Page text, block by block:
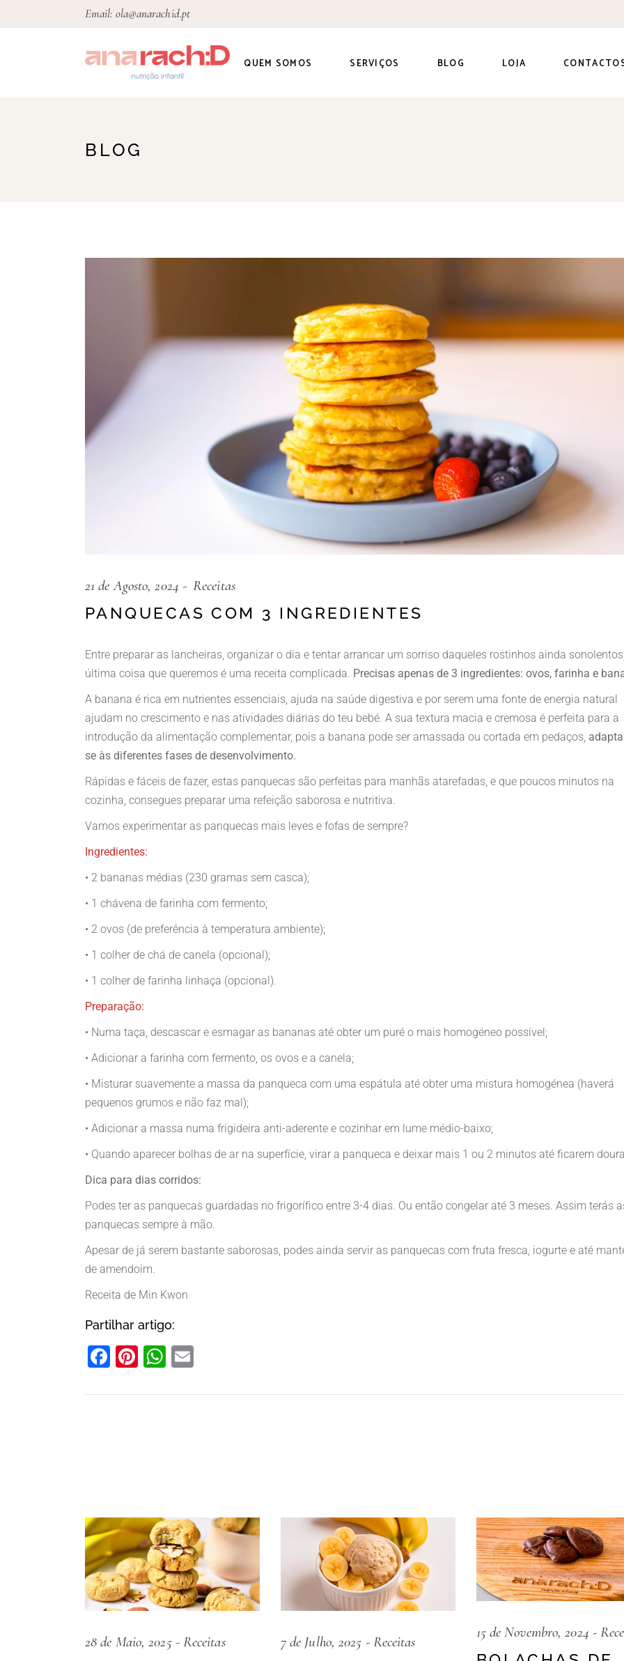
Email: ola@anarachid.pt
QUEM SOMOS SERVIÇOS BLOG
Receitas
LOJA
BLOG
21 de Agosto, 2024 Receitas
PANQUECAS COM 3 INGREDIENTES
Entre preparar as lancheiras, organizar o dia e tentar arrancar um sorriso daqueles rostinhos ainda
última coisa que queremos é uma receita complicada. Precisas apenas de 3 ingredientes: ovos, farinha e
A banana é rica em nutrientes essenciais, ajuda na saúde digestiva e por serem uma fonte de energia natural
ajudam no crescimento e nas atividades diárias do teu bebé. A sua textura macia e cremosa é perfeita para a
introdução da alimentação complementar, pois a banana pode ser amassada ou cortada em pedaços,
se às diferentes fases de desenvolvimento.
Rápidas e fáceis de fazer, estas panquecas são perfeitas para manhãs atarefadas, e que poucos minutos na
cozinha, consegues preparar uma refeição saborosa e nutritiva.
Vamos experimentar as panquecas mais leves e fofas de sempre?
Ingredientes:
• 2 bananas médias (230 gramas sem casca);
• 1 chávena de farinha com fermento;
• 2 ovos (de preferência à temperatura ambiente);
• 1 colher de chá de canela (opcional);
• 1 colher de farinha linhaça (opcional).
Preparação:
• Numa taça, descascar e esmagar as bananas até obter um puré o mais homogéneo possível;
• Adicionar a farinha com fermento, os ovos e a canela;
• Misturar suavemente a massa da panqueca com uma espátula até obter uma mistura homogénea (haverá
pequenos grumos e não faz mal);
• Adicionar a massa numa frigideira anti-aderente e cozinhar em lume médio-baixo;
• Quando aparecer bolhas de ar na superfície, virar a panqueca e deixar mais 1 ou 2 minutos até ficarem
Dica para dias corridos:
Podes ter as panquecas guardadas no frigorífico entre 3-4 dias. Ou então congelar até 3 meses. Assim terás
panquecas sempre à mão.
Apesar de já serem bastante saborosas, podes ainda servir as panquecas com fruta fresca, iogurte e até
de amendoim.
Receita de Min Kwon
Partilhar artigo:
Facebook
Pinterest
WhatsApp
28 de Maio, 2025 Receitas 7 de Julho, 2025 Receitas
15 de Novembro, 2024